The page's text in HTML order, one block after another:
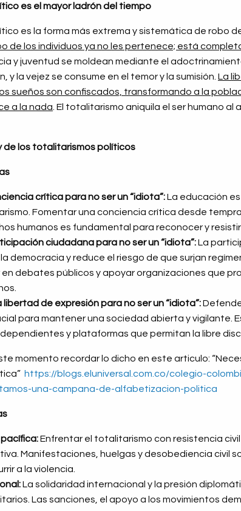
es el mayor ladrón del tiempo
es la forma más extrema y sistemática de robo
de los individuos ya no les pertenece; está
y juventud se moldean mediante el
y la vejez se consume en el temor y la sumisión. La
sueños son confiscados, transformando a la
a la nada . El totalitarismo aniquila el ser humano al
de los totalitarismos políticos
crítica para no ser un “idiota”:La educación
Fomentar una conciencia crítica desde
humanos es fundamental para reconocer y
ciudadana para no ser un “idiota”:La
democracia y reduce el riesgo de que surjan
debates públicos y apoyar organizaciones que
de expresión para no ser un “idiota”:
para mantener una sociedad abierta y vigilante.
y plataformas que permitan la libre
momento recordar lo dicho en este articulo:
https://blogs.eluniversal.com.co/colegio-
una-campana-de-alfabetizacion-politica
Enfrentar el totalitarismo con resistencia
Manifestaciones, huelgas y desobediencia civil
a la violencia.
La solidaridad internacional y la presión
Las sanciones, el apoyo a los movimientos